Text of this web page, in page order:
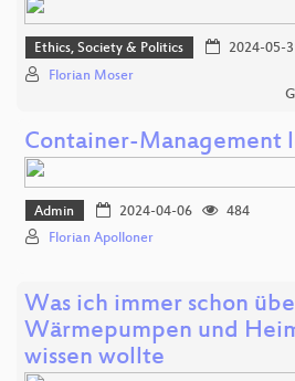
Ethics, Society & Politics 2024-05-
Florian Moser
Container-Management
Admin 2024-04-06
484
Florian Apolloner
Was ich immer schon
Wärmepumpen und
wissen wollte